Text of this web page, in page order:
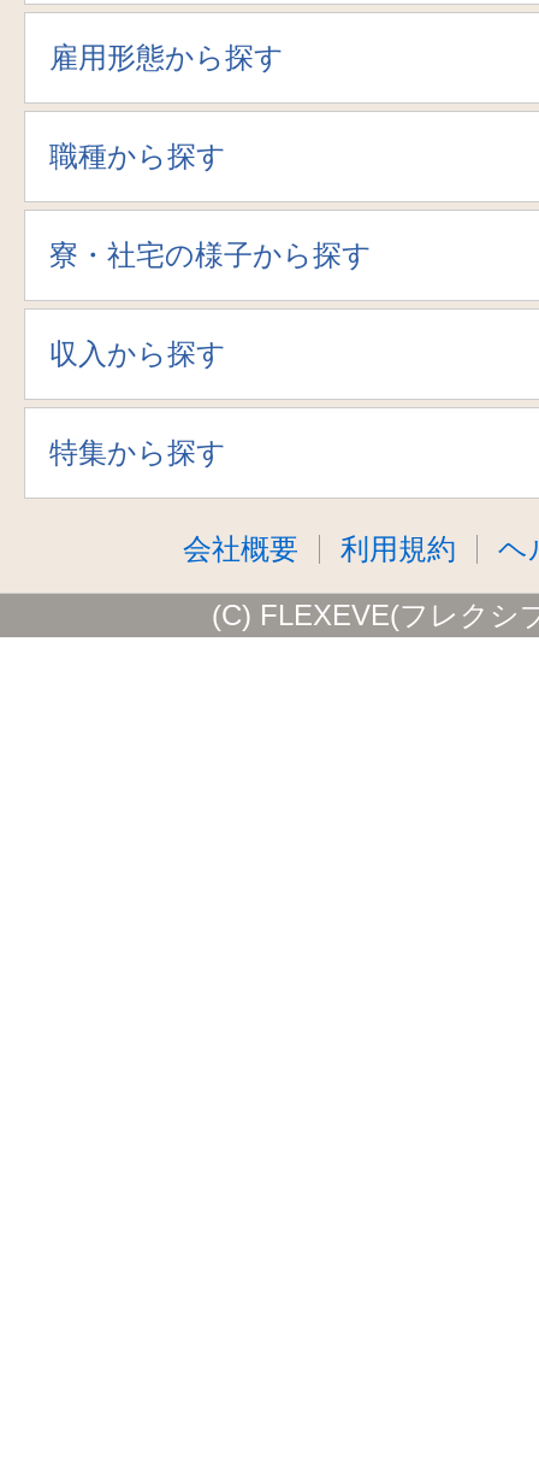
雇用形態から探す
職種から探す
寮・社宅の様子から探す
収入から探す
特集から探す
会社概要 利用規約 ヘ
(C) FLEXEVE(フレクシ